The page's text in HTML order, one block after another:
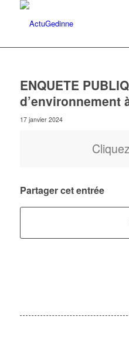
ENQUETE
d’environnement
17 janvier 2024
Partager cet entrée